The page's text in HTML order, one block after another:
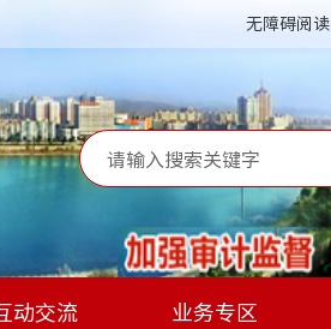
无障碍阅读
动交流 业务专区